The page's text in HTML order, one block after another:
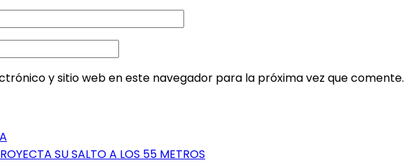
y sitio web en este navegador para la próxima vez que comente.
SU SALTO A LOS 55 METROS